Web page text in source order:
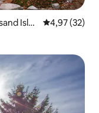
Islan
4,97 de uma
4,97 (32)